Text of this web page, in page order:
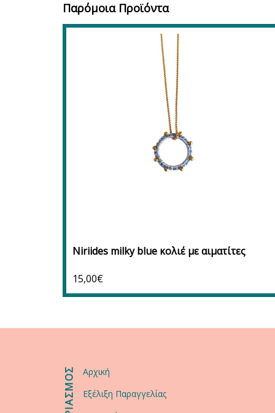
Παρόμοια Προϊόντα
Προσθήκη στο καλάθι Προσθήκη στα αγαπημένα
Niriides milky blue κολιέ με αιματίτες
15,00€
Αρχική
Εξέλιξη Παραγγελίας